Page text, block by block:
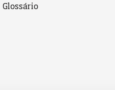
Glossário